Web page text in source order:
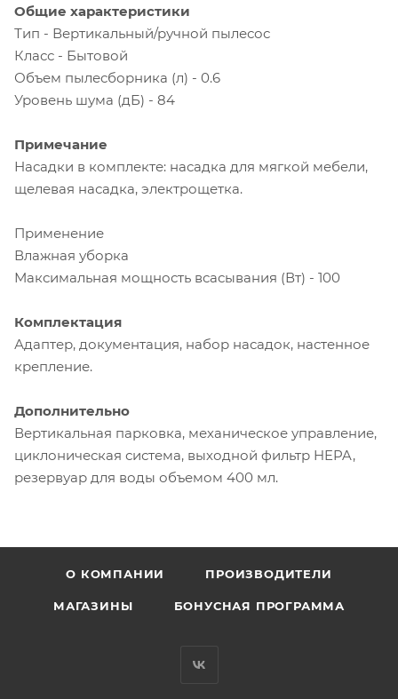
Общие характеристики
Тип - Вертикальный/ручной пылесос
Класс - Бытовой
Объем пылесборника (л) - 0.6
Уровень шума (дБ) - 84
Примечание
Насадки в комплекте: насадка для мягкой мебели,
щелевая насадка, электрощетка.
Применение
Влажная уборка
Максимальная мощность всасывания (Вт) - 100
Комплектация
Адаптер, документация, набор насадок, настенное
крепление.
Дополнительно
Вертикальная парковка, механическое управление,
циклоническая система, выходной фильтр HEPA,
резервуар для воды объемом 400 мл.
О КОМПАНИИ ПРОИЗВОДИТЕЛИ
МАГАЗИНЫ БОНУСНАЯ ПРОГРАММА